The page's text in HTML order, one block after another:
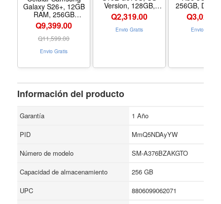
Galaxy S26+, 12GB
RAM, 256GB
Almacenamiento,
Color Negro,
Liberado, Dual SIM
Q9,399.00
Q11,599.00
Envio Gratis
Version, 128GB,
Prism Black - GSM
Unlocked
Q2,319.00
Envio Gratis
256GB, Dual
6.7 120Hz
IP67
Resistant,
Bundle
Awesome
Q
Envio Gratis
Información del producto
Garantía
1 Año
PID
MmQ5NDAyYW
Número de modelo
SM-A376BZAKGTO
Capacidad de almacenamiento
256 GB
UPC
8806099062071